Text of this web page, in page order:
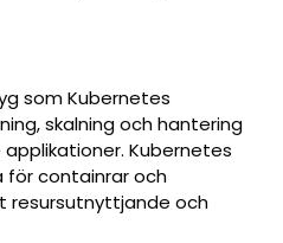
som Kubernetes
skalning och hantering
Kubernetes
för containrar och
resursutnyttjande och